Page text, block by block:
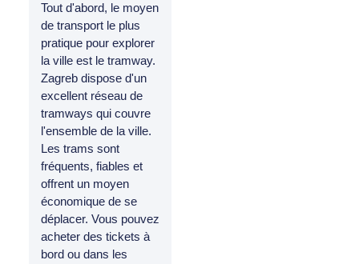
Tout d'abord, le moyen
de transport le plus
pratique pour explorer
la ville est le tramway.
Zagreb dispose d'un
excellent réseau de
tramways qui couvre
l'ensemble de la ville.
Les trams sont
fréquents, fiables et
offrent un moyen
économique de se
déplacer. Vous pouvez
acheter des tickets à
bord ou dans les